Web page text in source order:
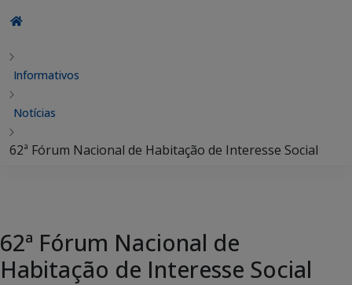
Informativos
Notícias
62ª Fórum Nacional de Habitação de Interesse Social
62ª Fórum Nacional de
Habitação de Interesse Social